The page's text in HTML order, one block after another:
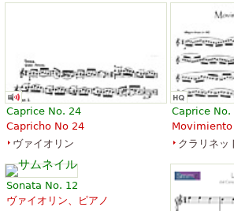
Caprice No. 24
Capricho No 24
ヴァイオリン
Caprice No.
クラリネッ
Sonata No. 12
ヴァイオリン、ピアノ